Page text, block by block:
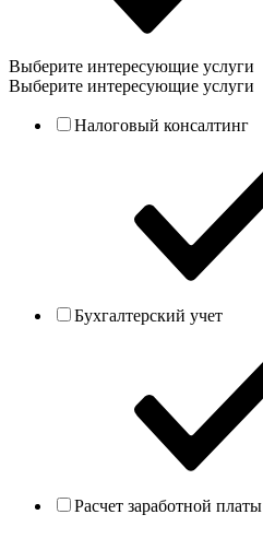
Выберите интересующие услуги
Выберите интересующие услуги
Налоговый консалтинг
Бухгалтерский учет
Расчет заработной платы